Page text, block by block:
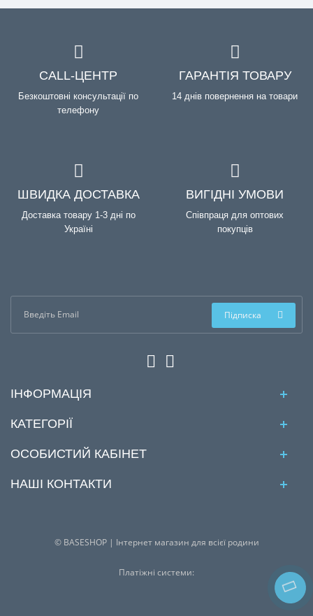
CALL-ЦЕНТР
Безкоштовні консультації по
телефону
ГАРАНТІЯ ТОВАРУ
14 днів повернення на товари
ШВИДКА ДОСТАВКА
Доставка товару 1-3 дні по
Україні
ВИГІДНІ УМОВИ
Співпраця для оптових
покупців
Підписка
ІНФОРМАЦІЯ
КАТЕГОРІЇ
ОСОБИСТИЙ КАБІНЕТ
НАШІ КОНТАКТИ
© BASESHOP | Інтернет магазин для всієї родини
Платіжні системи: